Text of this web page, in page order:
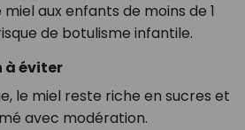
aux enfants de moins de 1
de botulisme infantile.
à éviter
le miel reste riche en sucres et
avec modération.